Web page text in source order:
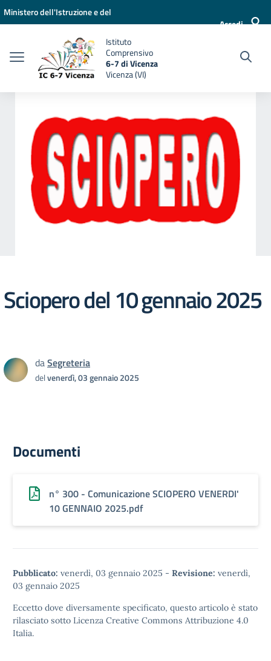
Vai ai contenuti
Vai al menu di navigazione
Vai al footer
Ministero dell'Istruzione e del
Accedi
Istituto
Comprensivo
6-7 di Vicenza
Vicenza (VI)
Sciopero del 10 gennaio 2025
daSegreteria
delvenerdì, 03 gennaio 2025
Documenti
n° 300 - Comunicazione SCIOPERO VENERDI'
10 GENNAIO 2025.pdf
Pubblicato: venerdì, 03 gennaio 2025 - Revisione: venerdì,
03 gennaio 2025
Eccetto dove diversamente specificato, questo articolo è stato
rilasciato sotto Licenza Creative Commons Attribuzione 4.0
Italia.